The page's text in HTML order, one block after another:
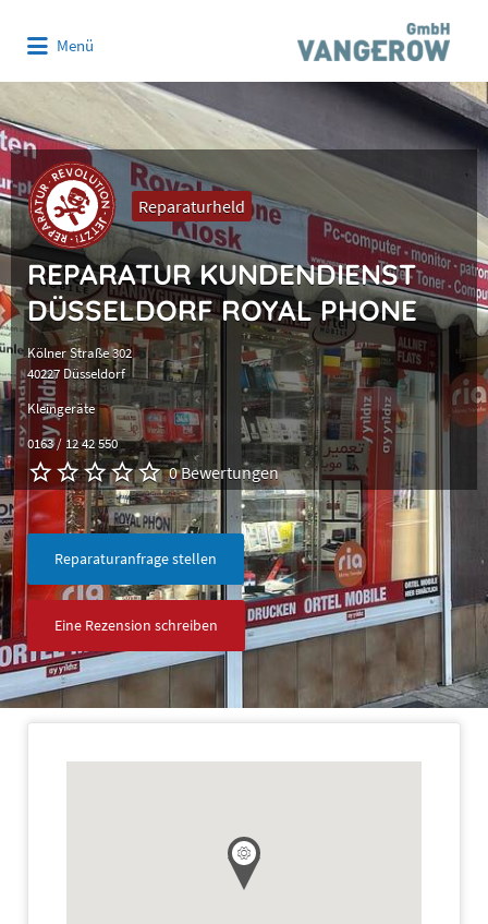
Menü
Reparaturheld
REPARATUR KUNDENDIENST
DÜSSELDORF ROYAL PHONE
Kölner Straße 302
40227 Düsseldorf
Kleingeräte
0163 / 12 42 550
0 Bewertungen
Reparaturanfrage stellen
Eine Rezension schreiben